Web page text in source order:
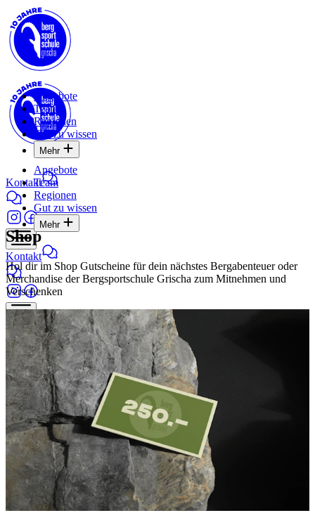
Angebote
Team
Regionen
Gut zu wissen
Mehr
Kontakt
Angebote
Team
Regionen
Gut zu wissen
Mehr
Kontakt
Shop
Hol dir im Shop Gutscheine für dein nächstes Bergabenteuer oder
Merchandise der Bergsportschule Grischa zum Mitnehmen und
Verschenken